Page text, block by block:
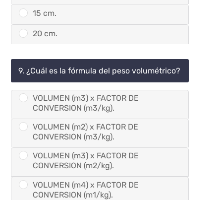
15 cm.
20 cm.
9. ¿Cuál es la fórmula del peso volumétrico?
VOLUMEN (m3) x FACTOR DE
CONVERSION (m3/kg).
VOLUMEN (m2) x FACTOR DE
CONVERSION (m3/kg).
VOLUMEN (m3) x FACTOR DE
CONVERSION (m2/kg).
VOLUMEN (m4) x FACTOR DE
CONVERSION (m1/kg).